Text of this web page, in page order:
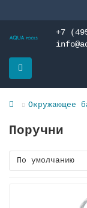
+7
Окружающее
Поручни